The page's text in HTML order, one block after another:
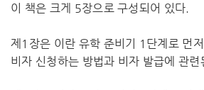
이 책은 크게 5장으로 구성되어 있다.
제1장은 이란 유학 준비기 1단계로 먼
비자 신청하는 방법과 비자 발급에 관